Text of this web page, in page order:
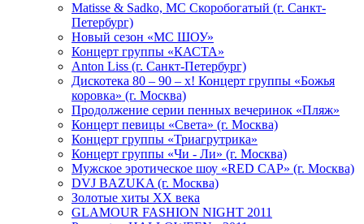
Matissе & Sadko, MC Скоробогатый (г. Санкт-
Петербург)
Новый сезон «МС ШОУ»
Концерт группы «КАСТА»
Anton Liss (г. Санкт-Петербург)
Дискотека 80 – 90 – х! Концерт группы «Божья
коровка» (г. Москва)
Продолжение серии пенных вечеринок «Пляж»
Концерт певицы «Света» (г. Москва)
Концерт группы «Триагрутрика»
Концерт группы «Чи - Ли» (г. Москва)
Мужское эротическое шоу «RED CAP» (г. Москва)
DVJ BAZUKA (г. Москва)
Золотые хиты XX века
GLAMOUR FASHION NIGHT 2011